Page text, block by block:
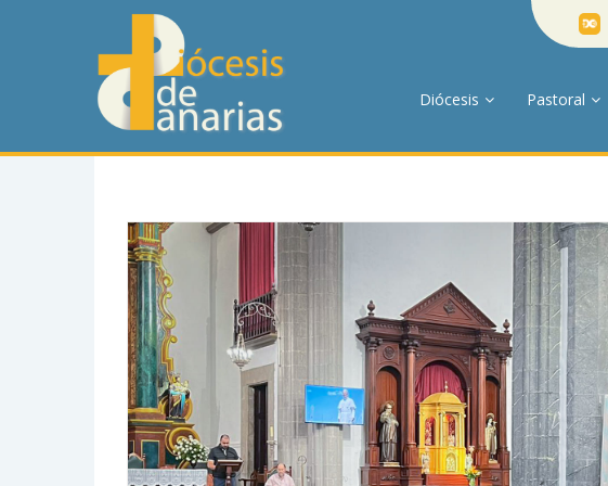
Diócesis Pastoral
CUMPLIMIENTO
HORARIOS DE MISA
BUSCAR EN LA WEB
LLAMA AHORA